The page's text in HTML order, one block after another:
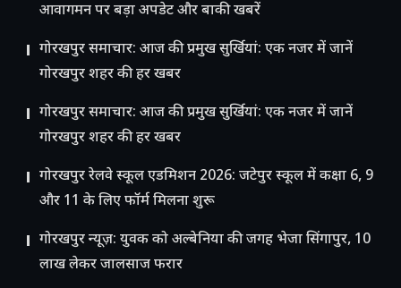
आवागमन पर बड़ा अपडेट और बाकी खबरें
गोरखपुर समाचार: आज की प्रमुख सुर्खियां: एक नजर में जानें
गोरखपुर शहर की हर खबर
गोरखपुर समाचार: आज की प्रमुख सुर्खियां: एक नजर में जानें
गोरखपुर शहर की हर खबर
गोरखपुर रेलवे स्कूल एडमिशन 2026: जटेपुर स्कूल में कक्षा 6, 9
और 11 के लिए फॉर्म मिलना शुरू
गोरखपुर न्यूज़: युवक को अल्बेनिया की जगह भेजा सिंगापुर, 10
लाख लेकर जालसाज फरार